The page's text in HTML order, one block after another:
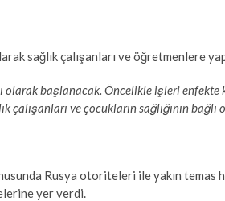
sağlık çalışanları ve öğretmenlere
olarak başlanacak. Öncelikle işleri
çalışanları ve çocukların sağlığının
Rusya otoriteleri ile yakın temas
yer verdi.